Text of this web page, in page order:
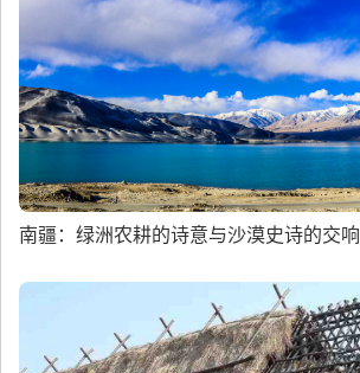
南疆：绿洲农耕的诗意与沙漠史诗的交响